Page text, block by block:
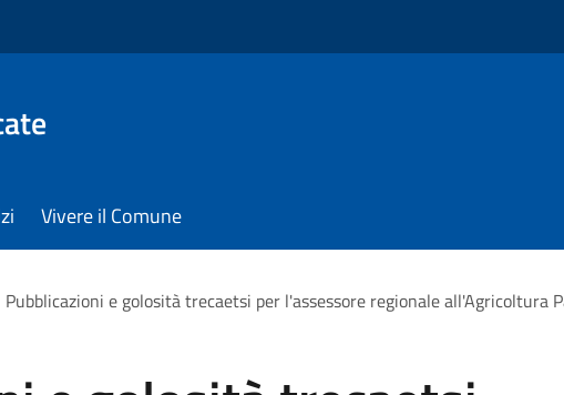
Vivere il Comune
Pubblicazioni e golosità trecaetsi per l'assessore regionale all'Agricoltura